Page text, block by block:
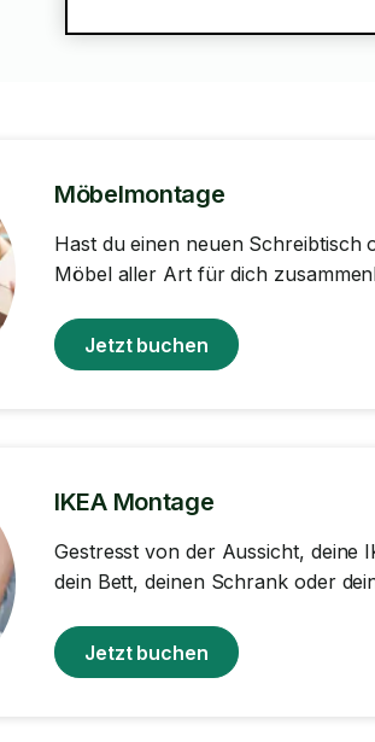
Möbelmontage
Hast du einen neuen Schreibtisch
Möbel aller Art für dich
Jetzt buchen
IKEA Montage
Gestresst von der Aussicht, deine
dein Bett, deinen Schrank oder
Jetzt buchen